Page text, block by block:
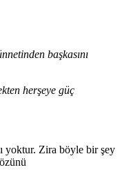
başkasını
herşeye güç
yoktur. Zira böyle bir şey